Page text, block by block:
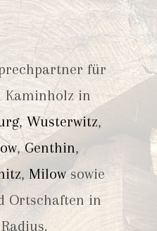
für
Kaminholz in
, Wusterwitz,
,Genthin,
, Milowsowie
Ortschaften in